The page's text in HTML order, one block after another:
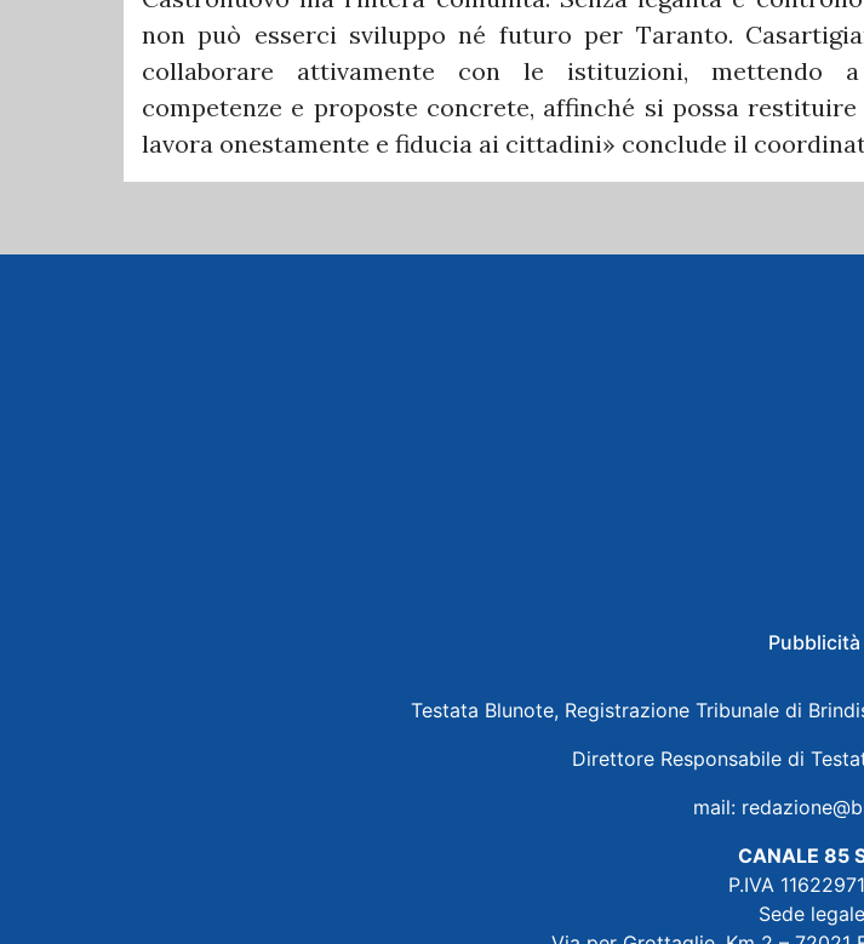
non può esserci sviluppo né futuro per Taranto.
collaborare attivamente con le istituzioni, mettendo a
competenze e proposte concrete, affinché si possa
lavora onestamente e fiducia ai cittadini» conclude il
Pubblicità
Testata Blunote, Registrazione Tribunale di
Direttore Responsabile di
mail:
CANALE 85
P.IVA
Sede